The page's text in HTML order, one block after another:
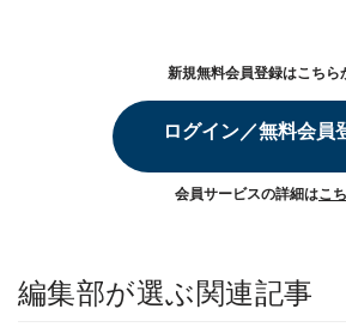
新規無料会員登録はこちら
ログイン／無料会員
会員サービスの詳細はこ
編集部が選ぶ関連記事